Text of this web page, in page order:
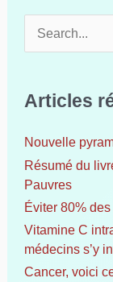
e
c
h
e
r
:
Articles
Nouvelle
Résumé du
Pauvres
Éviter 80%
Vitamine C
médecins s’y
Cancer, voici